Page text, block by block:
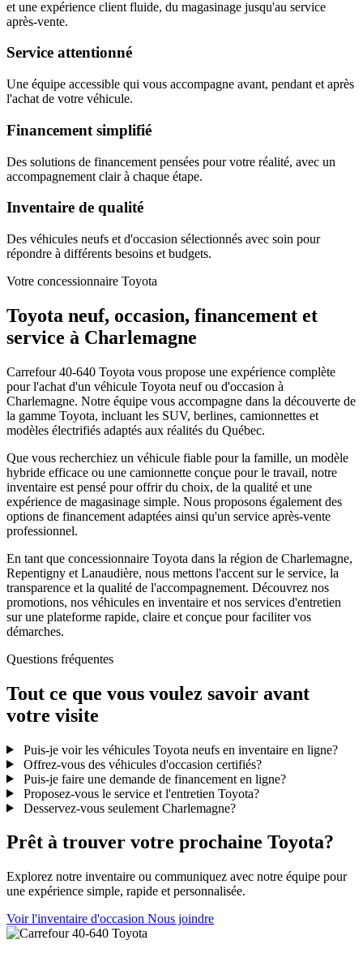
et une expérience client fluide, du magasinage jusqu'au service
après-vente.
Service attentionné
Une équipe accessible qui vous accompagne avant, pendant et après
l'achat de votre véhicule.
Financement simplifié
Des solutions de financement pensées pour votre réalité, avec un
accompagnement clair à chaque étape.
Inventaire de qualité
Des véhicules neufs et d'occasion sélectionnés avec soin pour
répondre à différents besoins et budgets.
Votre concessionnaire Toyota
Toyota neuf, occasion, financement et
service à Charlemagne
Carrefour 40-640 Toyota vous propose une expérience complète
pour l'achat d'un véhicule Toyota neuf ou d'occasion à
Charlemagne. Notre équipe vous accompagne dans la découverte de
la gamme Toyota, incluant les SUV, berlines, camionnettes et
modèles électrifiés adaptés aux réalités du Québec.
Que vous recherchiez un véhicule fiable pour la famille, un modèle
hybride efficace ou une camionnette conçue pour le travail, notre
inventaire est pensé pour offrir du choix, de la qualité et une
expérience de magasinage simple. Nous proposons également des
options de financement adaptées ainsi qu'un service après-vente
professionnel.
En tant que concessionnaire Toyota dans la région de Charlemagne,
Repentigny et Lanaudière, nous mettons l'accent sur le service, la
transparence et la qualité de l'accompagnement. Découvrez nos
promotions, nos véhicules en inventaire et nos services d'entretien
sur une plateforme rapide, claire et conçue pour faciliter vos
démarches.
Questions fréquentes
Tout ce que vous voulez savoir avant
votre visite
Puis-je voir les véhicules Toyota neufs en inventaire en ligne?
Offrez-vous des véhicules d'occasion certifiés?
Puis-je faire une demande de financement en ligne?
Proposez-vous le service et l'entretien Toyota?
Desservez-vous seulement Charlemagne?
Prêt à trouver votre prochaine Toyota?
Explorez notre inventaire ou communiquez avec notre équipe pour
une expérience simple, rapide et personnalisée.
Voir l'inventaire d'occasion Nous joindre